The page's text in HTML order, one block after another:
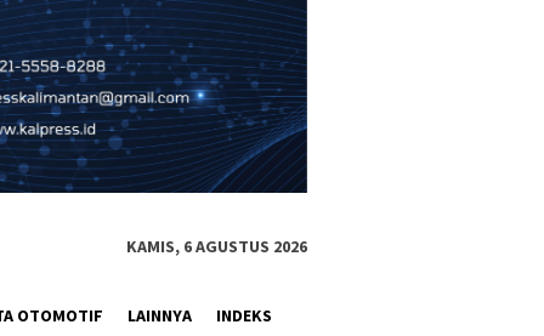
KAMIS, 6 AGUSTUS 2026
OTOMOTIF LAINNYA INDEKS